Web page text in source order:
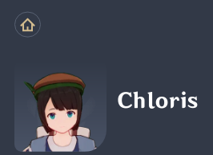
Chloris